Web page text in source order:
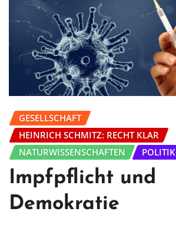
GESELLSCHAFT
HEINRICH SCHMITZ: RECHT KLAR
NATURWISSENSCHAFTEN
POLITIK
Impfpflicht und
Demokratie